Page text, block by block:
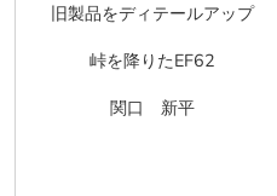
旧製品をディテールアップ
峠を降りたEF62
関口 新平